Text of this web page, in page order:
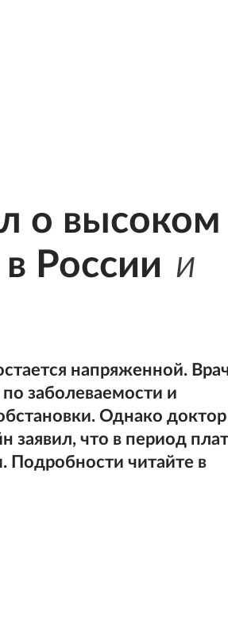
о высоком
России И
напряженной.
заболеваемости и
Однако доктор
заявил, что в период
Подробности читайте в